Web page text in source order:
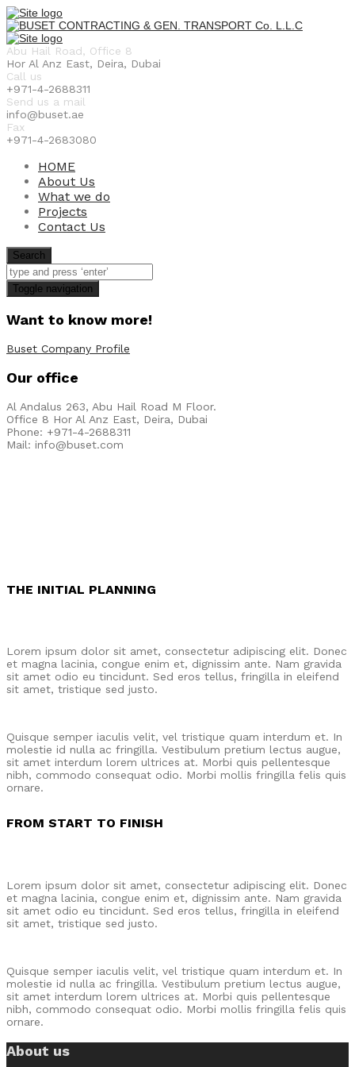
Abu Hail Road, Office 8
Hor Al Anz East, Deira, Dubai
Call us
+971-4-2688311
Send us a mail
info@buset.ae
Fax
+971-4-2683080
HOME
About Us
What we do
Projects
Contact Us
Search
Toggle navigation
Want to know more!
Buset Company Profile
Our office
Al Andalus​ 263, Abu Hail Road ​M Floor.
Office 8 Hor Al Anz East, Deira, Dubai
Phone: +971-4-2688311
Mail: info@buset.com
THE INITIAL PLANNING
Lorem ipsum dolor sit amet, consectetur adipiscing elit. Donec
et magna lacinia, congue enim et, dignissim ante. Nam gravida
sit amet odio eu tincidunt. Sed eros tellus, fringilla in eleifend
sit amet, tristique sed justo.
Quisque semper iaculis velit, vel tristique quam interdum et. In
molestie id nulla ac fringilla. Vestibulum pretium lectus augue,
sit amet interdum lorem ultrices at. Morbi quis pellentesque
nibh, commodo consequat odio. Morbi mollis fringilla felis quis
ornare.
FROM START TO FINISH
Lorem ipsum dolor sit amet, consectetur adipiscing elit. Donec
et magna lacinia, congue enim et, dignissim ante. Nam gravida
sit amet odio eu tincidunt. Sed eros tellus, fringilla in eleifend
sit amet, tristique sed justo.
Quisque semper iaculis velit, vel tristique quam interdum et. In
molestie id nulla ac fringilla. Vestibulum pretium lectus augue,
sit amet interdum lorem ultrices at. Morbi quis pellentesque
nibh, commodo consequat odio. Morbi mollis fringilla felis quis
ornare.
About us